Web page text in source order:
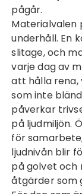
pågår.
Materialvalen
underhåll. En
slitage, och
varje dag av
att hålla rena,
som inte
påverkar
på ljudmiljön.
för
ljudnivån blir
på golvet och
åtgärder som